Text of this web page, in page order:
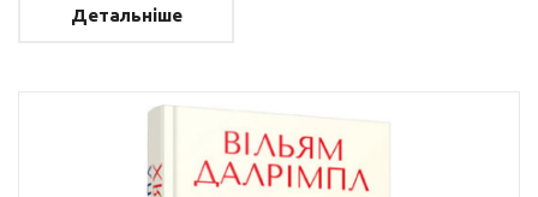
Детальніше